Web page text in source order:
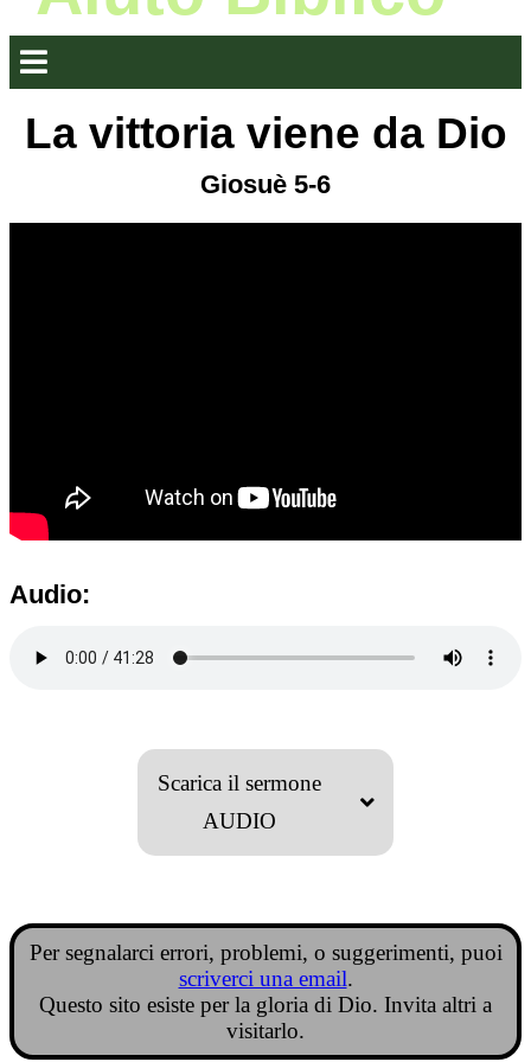
La vittoria viene da Dio
Giosuè 5-6
Audio:
Scarica il sermone
AUDIO
Per segnalarci errori, problemi, o suggerimenti, puoi
scriverci una email.
Questo sito esiste per la gloria di Dio. Invita altri a
visitarlo.